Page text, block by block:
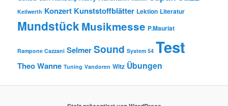
Keilwerth Konzert Kunststoffblätter Lektion Literatur
MundstückMusikmesse P.Mauriat
Rampone Cazzani SelmerSound System 54 Test
Theo Wanne Tuning Vandoren Witz Übungen